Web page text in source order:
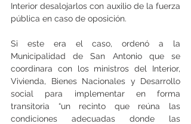
Interior desalojarlos con auxilio de la fuerza
pública en caso de oposición.
Si este era el caso, ordenó a la
Municipalidad de San Antonio que se
coordinara con los ministros del Interior,
Vivienda, Bienes Nacionales y Desarrollo
social para implementar en forma
transitoria “un recinto que reúna las
condiciones adecuadas donde las